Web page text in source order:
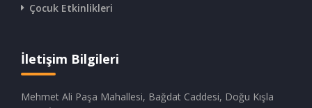
Çocuk Etkinlikleri
İletişim Bilgileri
Mehmet Ali Paşa Mahallesi, Bağdat Caddesi, Doğu Kışla